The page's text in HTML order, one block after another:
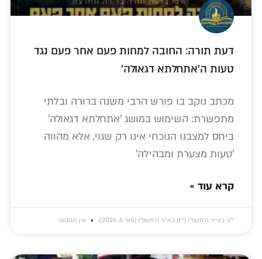
דעת תורה: החובה למחות פעם אחר פעם נגד
טעות ה'אתחלתא דגאולה'
מכתב נוקב בו פורש הרבי משנה ברורה ובלתי
מתפשרת: השימוש במושג 'אתחלתא דגאולה'
ביחס למצבנו הנוכחי אינו רק שגוי, אלא מהווה
'טעות מצערת ומבהילה'
קרא עוד »
י״ט באייר ה׳תשפ״ו (י״ט באייר ה׳תשפ״ו (מאי 6, 2026)) אין תגובות